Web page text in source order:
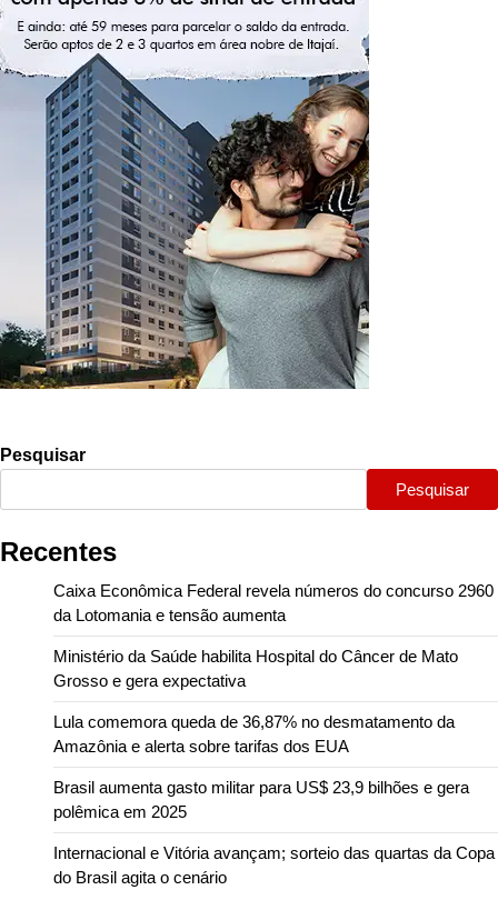
Pesquisar
Pesquisar
Recentes
Caixa Econômica Federal revela números do concurso 2960
da Lotomania e tensão aumenta
Ministério da Saúde habilita Hospital do Câncer de Mato
Grosso e gera expectativa
Lula comemora queda de 36,87% no desmatamento da
Amazônia e alerta sobre tarifas dos EUA
Brasil aumenta gasto militar para US$ 23,9 bilhões e gera
polêmica em 2025
Internacional e Vitória avançam; sorteio das quartas da Copa
do Brasil agita o cenário